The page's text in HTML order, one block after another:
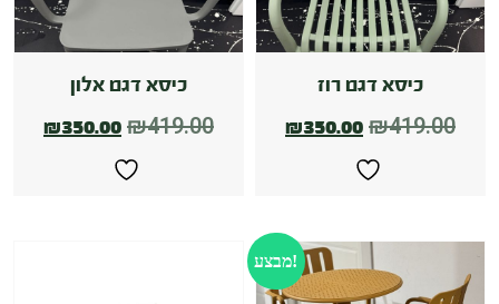
כיסא דגם רוז
₪419.00
₪350.00
כיסא דגם אלון
₪419.00
₪350.00
מבצע!